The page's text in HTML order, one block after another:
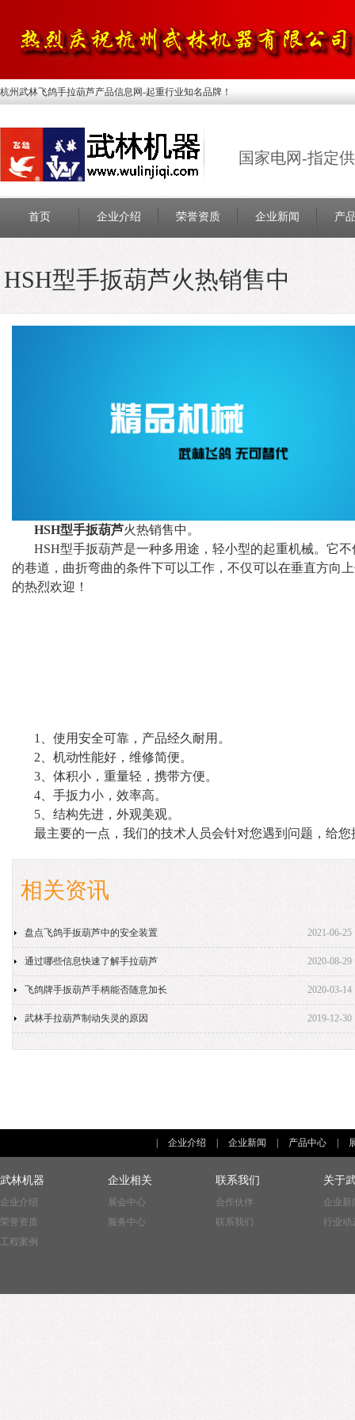
杭州武林飞鸽手拉葫芦产品信息网-起重行业知名品牌！
国家电网-指定
首页 企业介绍 荣誉资质 企业新闻 产
HSH型手扳葫芦火热销售中
HSH型手扳葫芦火热销售中。
HSH型手扳葫芦是一种多用途，轻小型的起重机械。它
的巷道，曲折弯曲的条件下可以工作，不仅可以在垂直方向
的热烈欢迎！
1、使用安全可靠，产品经久耐用。
2、机动性能好，维修简便。
3、体积小，重量轻，携带方便。
4、手扳力小，效率高。
5、结构先进，外观美观。
最主要的一点，我们的技术人员会针对您遇到问题，给
相关资讯
盘点飞鸽手扳葫芦中的安全装置 2021-06-25
通过哪些信息快速了解手拉葫芦 2020-08-29
飞鸽牌手扳葫芦手柄能否随意加长 2020-03-14
武林手拉葫芦制动失灵的原因 2019-12-30
| 企业介绍 | 企业新闻 | 产品中心 |
武林机器
企业介绍
荣誉资质
工程案例
企业相关
展会中心
服务中心
联系我们
合作伙伴
联系我们
关于
企业新
行业动